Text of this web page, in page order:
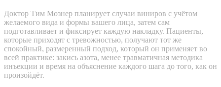
Доктор Тим Мознер планирует случаи виниров с учётом
желаемого вида и формы вашего лица, затем сам
подготавливает и фиксирует каждую накладку. Пациенты,
которые приходят с тревожностью, получают тот же
спокойный, размеренный подход, который он применяет во
всей практике: закись азота, менее травматичная методика
инъекции и время на объяснение каждого шага до того, как он
произойдёт.